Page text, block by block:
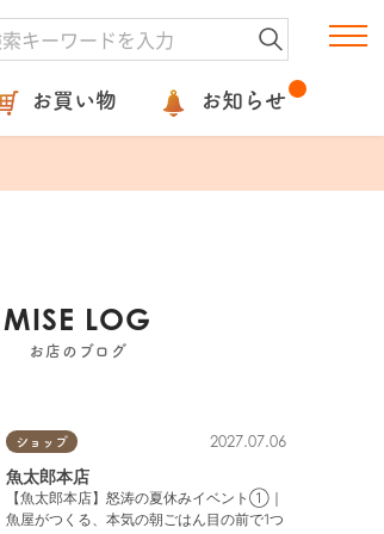
お買い物 お知らせ
MISE LOG
お店のブログ
ショップ 2027.07.06
魚太郎本店
【魚太郎本店】怒涛の夏休みイベント①｜
魚屋がつくる、本気の朝ごはん目の前で1つ